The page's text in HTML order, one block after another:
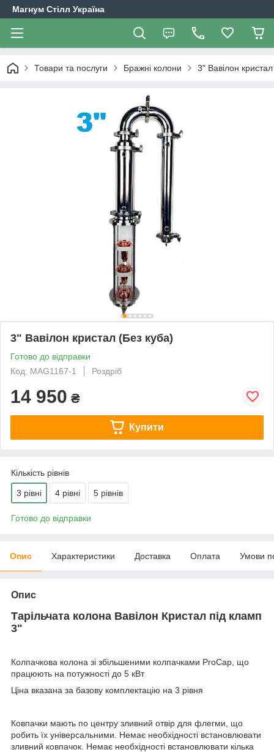
Магнум Стілл Україна
Товари та послуги Бражні колони 3" Вавілон
3" Вавілон кристал (Без куба)
Готово до відправки
Код: MAG1167-1
Роздріб
14 950 ₴
Купити
Кількість рівнів
3 рівні 4 рівні 5 рівнів
Готово до відправки
Опис Характеристики Доставка Оплата Умови
Опис
Тарільчата колона Вавілон Кристал під кламп
3"
Колпачкова колона зі збільшеними колпачками ProCap, що
працюють на потужності до 5 кВт
Ціна вказана за базову комплектацію на 3 рівня
Ковпачки мають по центру зливний отвір для флегми, що
робить їх універсальними. Немає необхідності встановлювати
зливний ковпачок. Немає необхідності встановлювати кілька